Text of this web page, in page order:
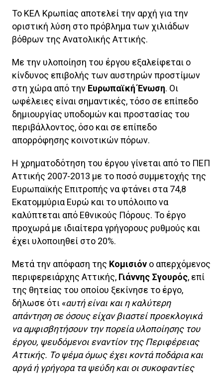
Το ΚΕΛ Κρωπίας αποτελεί την αρχή για την
οριστική λύση στο πρόβλημα των χιλιάδων
βόθρων της Ανατολικής Αττικής.
Με την υλοποίηση του έργου εξαλείφεται ο
κίνδυνος επιβολής των αυστηρών προστίμων
στη χώρα από την Ευρωπαϊκή Ένωση. Οι
ωφέλειες είναι σημαντικές, τόσο σε επίπεδο
δημιουργίας υποδομών και προστασίας του
περιβάλλοντος, όσο και σε επίπεδο
απορρόφησης κοινοτικών πόρων.
Η χρηματοδότηση του έργου γίνεται από το ΠΕΠ
Αττικής 2007-2013 με το ποσό συμμετοχής της
Ευρωπαϊκής Επιτροπής να φτάνει στα 74,8
Εκατομμύρια Ευρώ και το υπόλοιπο να
καλύπτεται από Εθνικούς Πόρους. Το έργο
προχωρά με ιδιαίτερα γρήγορους ρυθμούς και
έχει υλοποιηθεί στο 20%.
Μετά την απόφαση της Κομισιόν ο απερχόμενος
περιφερειάρχης Αττικής, Γιάννης Σγουρός, επί
της θητείας του οποίου ξεκίνησε το έργο,
δήλωσε ότι «αυτή είναι και η καλύτερη
απάντηση σε όσους είχαν βιαστεί προεκλογικά
να αμφισβητήσουν την πορεία υλοποίησης του
έργου, ψευδόμενοι εναντίον της Περιφέρειας
Αττικής. Το ψέμα όμως έχει κοντά ποδάρια και
αργά ή γρήγορα τα ψεύδη και οι συκοφαντίες